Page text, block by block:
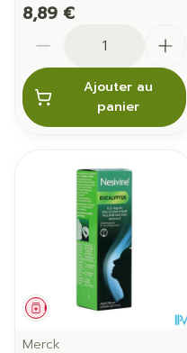
8,89 €
Ajouter au
panier
Médicament
Merck